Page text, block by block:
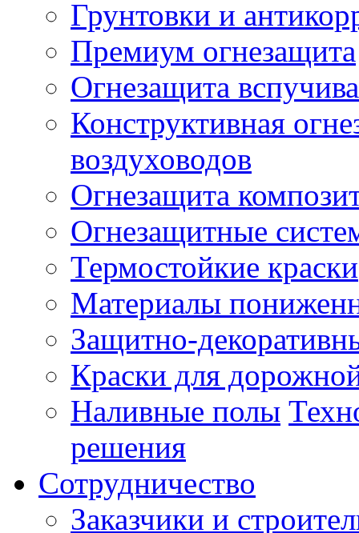
Грунтовки и
Премиум огнезащита
Огнезащита
Конструктивная
воздуховодов
Огнезащита
Огнезащитные
Термостойкие краски
Материалы
Защитно-
Краски для
Наливные полы
решения
Сотрудничество
Заказчики и